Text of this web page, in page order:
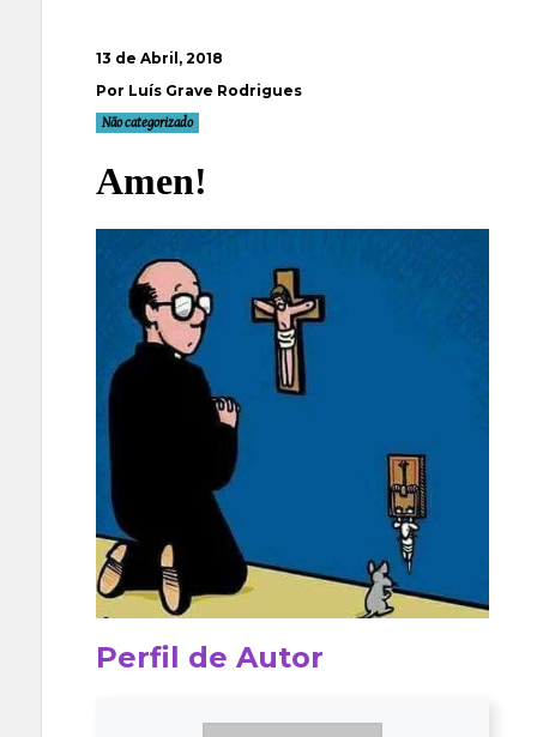
13 de Abril, 2018
Por Luís Grave Rodrigues
Não categorizado
Amen!
Perfil de Autor